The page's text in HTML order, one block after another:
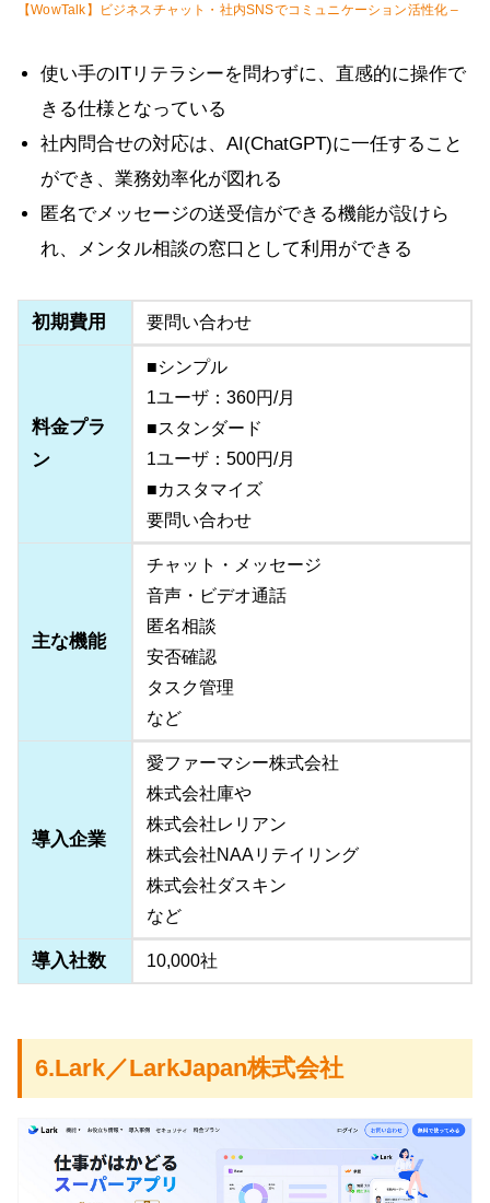
【WowTalk】ビジネスチャット・社内SNSでコミュニケーション活性化 –
使い手のITリテラシーを問わずに、直感的に操作で
きる仕様となっている
社内問合せの対応は、AI(ChatGPT)に一任すること
ができ、業務効率化が図れる
匿名でメッセージの送受信ができる機能が設けら
れ、メンタル相談の窓口として利用ができる
初期費用 要問い合わせ
料金プラ
ン
■シンプル
1ユーザ：360円/月
■スタンダード
1ユーザ：500円/月
■カスタマイズ
要問い合わせ
主な機能
チャット・メッセージ
音声・ビデオ通話
匿名相談
安否確認
タスク管理
など
導入企業
愛ファーマシー株式会社
株式会社庫や
株式会社レリアン
株式会社NAAリテイリング
株式会社ダスキン
など
導入社数 10,000社
6.Lark／LarkJapan株式会社